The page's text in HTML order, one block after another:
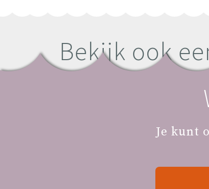
Bekijk ook
Je kunt